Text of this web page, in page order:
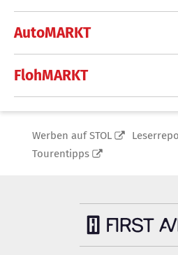
AutoMARKT
FlohMARKT
Werben auf STOL
Tourentipps